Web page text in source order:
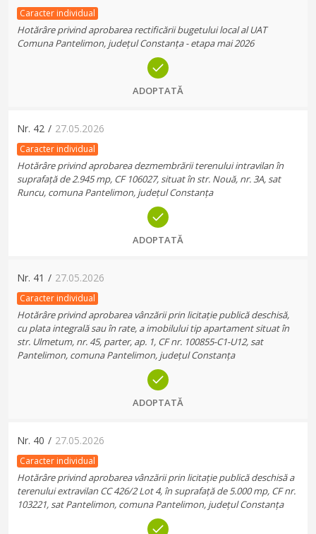
Caracter individual
Hotărâre privind aprobarea rectificării bugetului local al UAT
Comuna Pantelimon, județul Constanța - etapa mai 2026
ADOPTATĂ
Nr. 42 / 27.05.2026
Caracter individual
Hotărâre privind aprobarea dezmembrării terenului intravilan în
suprafață de 2.945 mp, CF 106027, situat în str. Nouă, nr. 3A, sat
Runcu, comuna Pantelimon, județul Constanța
ADOPTATĂ
Nr. 41 / 27.05.2026
Caracter individual
Hotărâre privind aprobarea vânzării prin licitație publică deschisă,
cu plata integrală sau în rate, a imobilului tip apartament situat în
str. Ulmetum, nr. 45, parter, ap. 1, CF nr. 100855-C1-U12, sat
Pantelimon, comuna Pantelimon, județul Constanța
ADOPTATĂ
Nr. 40 / 27.05.2026
Caracter individual
Hotărâre privind aprobarea vânzării prin licitație publică deschisă a
terenului extravilan CC 426/2 Lot 4, în suprafață de 5.000 mp, CF nr.
103221, sat Pantelimon, comuna Pantelimon, județul Constanța